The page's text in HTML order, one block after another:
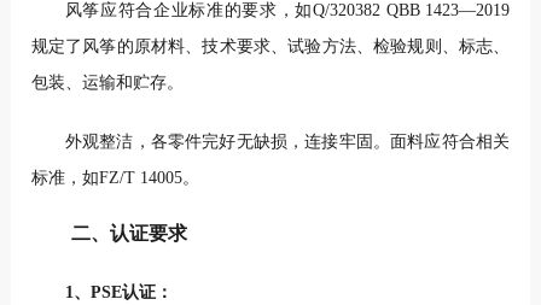
风筝应符合企业标准的要求，如Q/320382 QBB 1423—2019
规定了风筝的原材料、技术要求、试验方法、检验规则、标志、
包装、运输和贮存。
外观整洁，各零件完好无缺损，连接牢固。面料应符合相关
标准，如FZ/T 14005。
二、认证要求
1、PSE认证：